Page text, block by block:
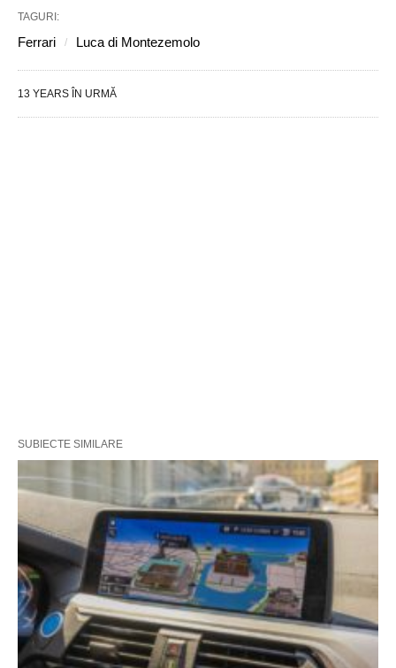
TAGURI:
Ferrari Luca di Montezemolo
13 YEARS ÎN URMĂ
SUBIECTE SIMILARE